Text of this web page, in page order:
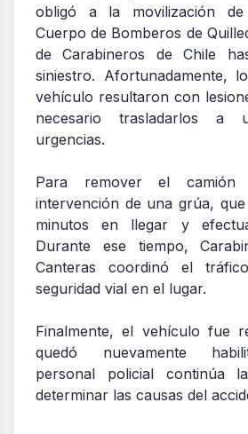
obligó a la movilización
Cuerpo de Bomberos de
de Carabineros de Chile
siniestro. Afortunadamente,
vehículo resultaron con
necesario trasladarlos a
urgencias.
Para remover el
intervención de una grúa,
minutos en llegar y
Durante ese tiempo,
Canteras coordinó el
seguridad vial en el lugar.
Finalmente, el vehículo fue
quedó nuevamente
personal policial continúa
determinar las causas del